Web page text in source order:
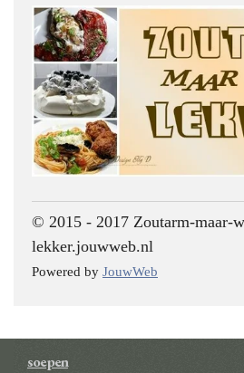
© 2015 - 2017 Zoutarm-maar-
lekker.jouwweb.nl
Powered by JouwWeb
soepen